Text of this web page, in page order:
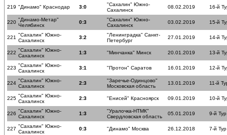
219 "Динамо" Краснодар 3:0
"Сахалин" Южно-
Сахалинск
08.02.2019 16-й
220 "Динамо-Метар"
Челябинск
0:3
"Сахалин" Южно-
Сахалинск
03.02.2019 15-й
221 "Сахалин" Южно-
Сахалинск
3:2
"Ленинградка" Санкт-
Петербург
27.01.2019 14-й
222 "Сахалин" Южно-
Сахалинск
1:3 "Минчанка" Минск 20.01.2019 13-й
223 "Сахалин" Южно-
Сахалинск
3:1 "Протон" Саратов 16.01.2019 12-й
224 "Сахалин" Южно-
Сахалинск
2:3
"Заречье-Одинцово"
Московская область
13.01.2019 11-й
225 "Сахалин" Южно-
Сахалинск
2:3 "Енисей" Красноярск 09.01.2019 10-й
226 "Сахалин" Южно-
Сахалинск
1:3
"Уралочка-НТМК"
Свердловская область
05.01.2019 9-й Тур
227 "Сахалин" Южно-
Сахалинск
0:3 "Динамо" Москва 26.12.2018 7-й Тур